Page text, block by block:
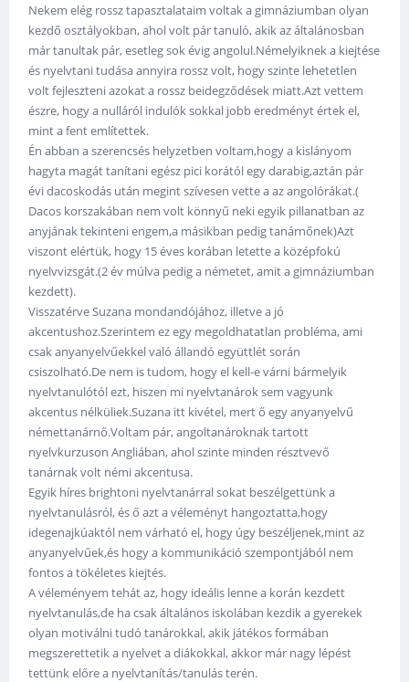
Nekem elég rossz tapasztalataim voltak a gimnáziumban olyan
kezdő osztályokban, ahol volt pár tanuló, akik az általánosban
már tanultak pár, esetleg sok évig angolul.Némelyiknek a kiejtése
és nyelvtani tudása annyira rossz volt, hogy szinte lehetetlen
volt fejleszteni azokat a rossz beidegződések miatt.Azt vettem
észre, hogy a nulláról indulók sokkal jobb eredményt értek el,
mint a fent említettek.
Én abban a szerencsés helyzetben voltam,hogy a kislányom
hagyta magát tanítani egész pici korától egy darabig,aztán pár
évi dacoskodás után megint szívesen vette a az angolórákat.(
Dacos korszakában nem volt könnyű neki egyik pillanatban az
anyjának tekinteni engem,a másikban pedig tanárnőnek)Azt
viszont elértük, hogy 15 éves korában letette a középfokú
nyelvvizsgát.(2 év múlva pedig a németet, amit a gimnáziumban
kezdett).
Visszatérve Suzana mondandójához, illetve a jó
akcentushoz.Szerintem ez egy megoldhatatlan probléma, ami
csak anyanyelvűekkel való állandó együttlét során
csiszolható.De nem is tudom, hogy el kell-e várni bármelyik
nyelvtanulótól ezt, hiszen mi nyelvtanárok sem vagyunk
akcentus nélküliek.Suzana itt kivétel, mert ő egy anyanyelvű
némettanárnő.Voltam pár, angoltanároknak tartott
nyelvkurzuson Angliában, ahol szinte minden résztvevő
tanárnak volt némi akcentusa.
Egyik híres brightoni nyelvtanárral sokat beszélgettünk a
nyelvtanulásról, és ő azt a véleményt hangoztatta,hogy
idegenajkúaktól nem várható el, hogy úgy beszéljenek,mint az
anyanyelvűek,és hogy a kommunikáció szempontjából nem
fontos a tökéletes kiejtés.
A véleményem tehát az, hogy ideális lenne a korán kezdett
nyelvtanulás,de ha csak általános iskolában kezdik a gyerekek
olyan motiválni tudó tanárokkal, akik játékos formában
megszerettetik a nyelvet a diákokkal, akkor már nagy lépést
tettünk előre a nyelvtanítás/tanulás terén.